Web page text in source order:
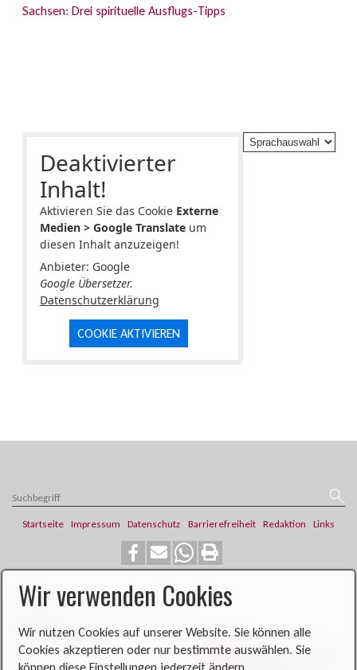
Sachsen: Drei spirituelle Ausflugs-Tipps
Deaktivierter
Inhalt!
Aktivieren Sie das Cookie Externe
Medien > Google Translateum
diesen Inhalt anzuzeigen!
Anbieter: Google
Google Übersetzer.
Datenschutzerklärung
COOKIE AKTIVIEREN
Startseite Impressum Datenschutz Barrierefreiheit Redaktion Links
​​​​Katholische Pfarrei St. Franziskus
Steinweg 6
46419 Isselburg
Wir verwenden Cookies
Wir nutzen Cookies auf unserer Website. Sie können alle
Cookies akzeptieren oder nur bestimmte auswählen. Sie